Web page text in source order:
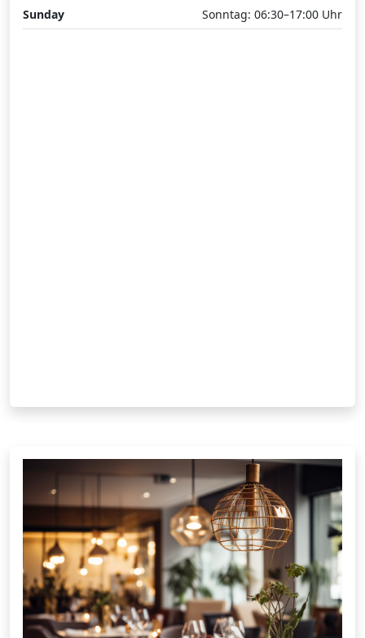
Sunday
Sonntag: 06:30–17:00 Uhr